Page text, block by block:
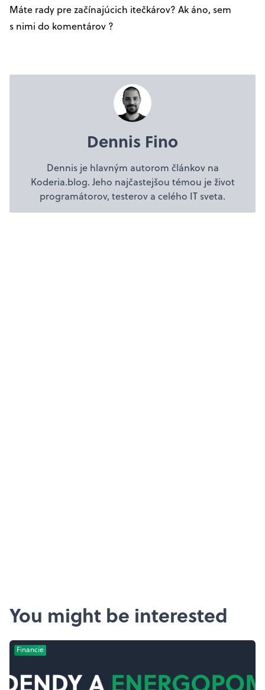
Máte rady pre začínajúcich itečkárov? Ak áno, sem
s nimi do komentárov ?
Dennis Fino
Dennis je hlavným autorom článkov na
Koderia.blog. Jeho najčastejšou témou je život
programátorov, testerov a celého IT sveta.
You might be interested
Financie